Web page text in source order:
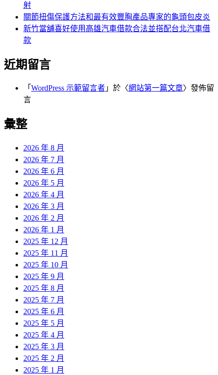
射
關節扭傷保護方法和最有效豐胸產品專家的龜頭包皮炎
新竹當舖喜好使用高雄汽車借款合法並搭配台北汽車借
款
近期留言
「 WordPress 示範留言者 」於〈網站第一篇文章〉發佈留
言
彙整
2026 年 8 月
2026 年 7 月
2026 年 6 月
2026 年 5 月
2026 年 4 月
2026 年 3 月
2026 年 2 月
2026 年 1 月
2025 年 12 月
2025 年 11 月
2025 年 10 月
2025 年 9 月
2025 年 8 月
2025 年 7 月
2025 年 6 月
2025 年 5 月
2025 年 4 月
2025 年 3 月
2025 年 2 月
2025 年 1 月